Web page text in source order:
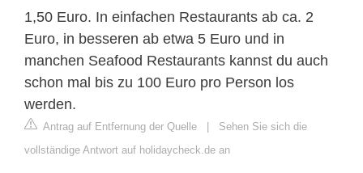
1,50 Euro. In einfachen Restaurants ab ca. 2
Euro, in besseren ab etwa 5 Euro und in
manchen Seafood Restaurants kannst du auch
schon mal bis zu 100 Euro pro Person los
werden.
Antrag auf Entfernung der Quelle | Sehen Sie sich die
vollständige Antwort auf holidaycheck.de an